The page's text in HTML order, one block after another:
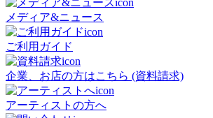
メディア&ニュース
ご利用ガイド
企業、お店の方はこちら (資料請求)
アーティストの方へ